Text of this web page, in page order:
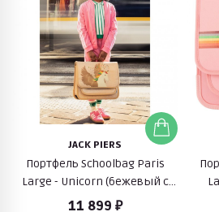
JACK PIERS
Портфель Schoolbag Paris
Large - Unicorn (бежевый с
единорогом)
11 899 ₽